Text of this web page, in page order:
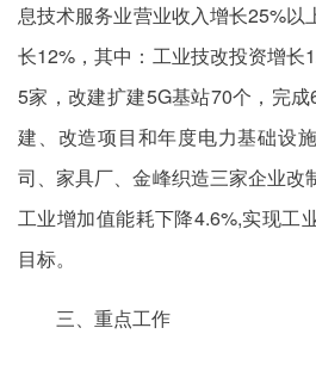
息技术服务业营业收入增长25%以
长12%，其中：工业技改投资增长
5家，改建扩建5G基站70个，完
建、改造项目和年度电力基础设
司、家具厂、金峰织造三家企业改
工业增加值能耗下降4.6%,实现工
目标。
三、重点工作